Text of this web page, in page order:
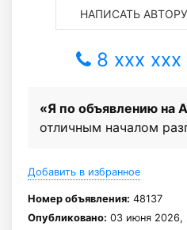
НАПИСАТЬ
8 xxx xxx
«Я по объявлению на
отличным началом
Добавить в избранное
Номер объявления: 48137
Опубликовано: 03 июня 2026,